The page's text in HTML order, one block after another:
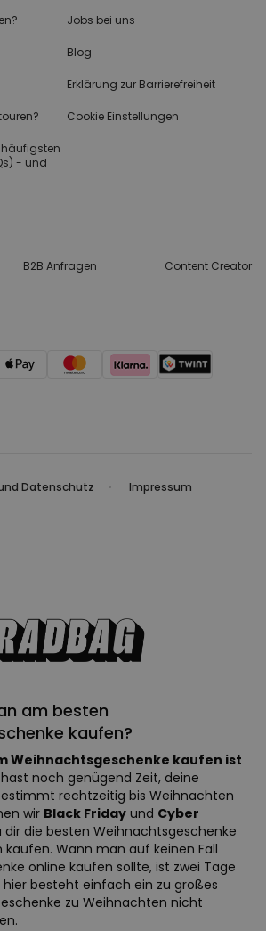
- und
Jobs bei uns
Blog
Erklärung zur Barrierefreiheit
Cookie Einstellungen
B2B Anfragen Content Creator
Datenschutz Impressum
am besten
kaufen?
Weihnachtsgeschenke kaufen ist
hast noch genügend Zeit, deine
rechtzeitig bis Weihnachten
wir Black Friday und Cyber
dir die besten Weihnachtsgeschenke
Wann man auf keinen Fall
online kaufen sollte, ist zwei Tage
besteht einfach ein zu großes
zu Weihnachten nicht